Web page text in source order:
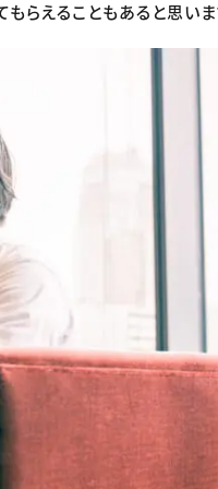
らえることもあると思いま